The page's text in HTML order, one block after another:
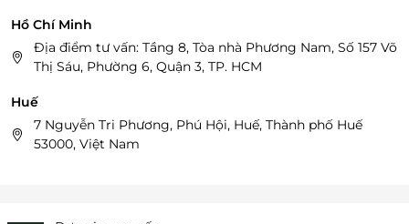
Hồ Chí Minh
Địa điểm tư vấn: Tầng 8, Tòa nhà Phương Nam, Số 157 Võ
Thị Sáu, Phường 6, Quận 3, TP. HCM
Huế
7 Nguyễn Tri Phương, Phú Hội, Huế, Thành phố Huế
53000, Việt Nam